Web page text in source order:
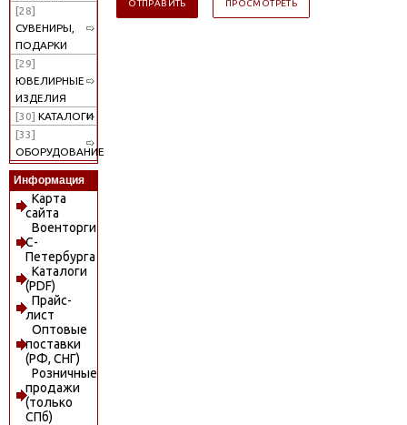
[28]
СУВЕНИРЫ,
ПОДАРКИ
[29]
ЮВЕЛИРНЫЕ
ИЗДЕЛИЯ
[30] КАТАЛОГИ
[33]
ОБОРУДОВАНИЕ
Информация
Карта
сайта
Военторги
С-
Петербурга
Каталоги
(PDF)
Прайс-
лист
Оптовые
поставки
(РФ, СНГ)
Розничные
продажи
(только
СПб)